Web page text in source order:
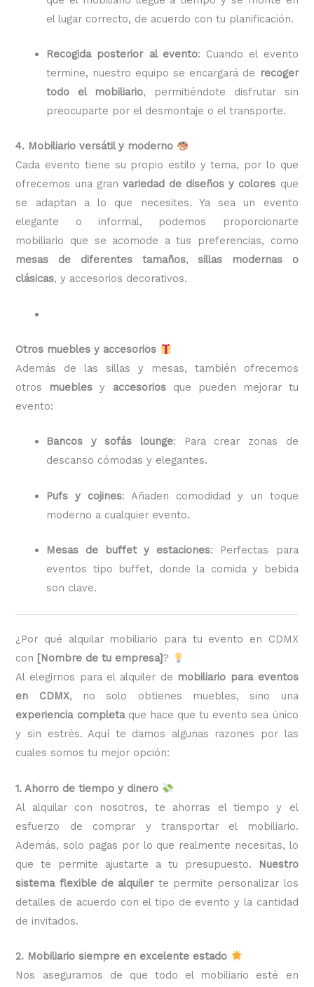
el lugar correcto, de acuerdo con tu planificación.
Recogida posterior al evento: Cuando el evento
termine, nuestro equipo se encargará de recoger
todo el mobiliario, permitiéndote disfrutar sin
preocuparte por el desmontaje o el transporte.
4. Mobiliario versátil y moderno
Cada evento tiene su propio estilo y tema, por lo que
ofrecemos una gran variedad de diseños y colores que
se adaptan a lo que necesites. Ya sea un evento
elegante o informal, podemos proporcionarte
mobiliario que se acomode a tus preferencias, como
mesas de diferentes tamaños,sillas modernas o
clásicas, y accesorios decorativos.
Otros muebles y accesorios
Además de las sillas y mesas, también ofrecemos
otros muebles y accesoriosque pueden mejorar tu
evento:
Bancos y sofás lounge: Para crear zonas de
descanso cómodas y elegantes.
Pufs y cojines: Añaden comodidad y un toque
moderno a cualquier evento.
Mesas de buffet y estaciones: Perfectas para
eventos tipo buffet, donde la comida y bebida
son clave.
¿Por qué alquilar mobiliario para tu evento en CDMX
con [Nombre de tu empresa]?
Al elegirnos para el alquiler de mobiliario para eventos
en CDMX, no solo obtienes muebles, sino una
experiencia completaque hace que tu evento sea único
y sin estrés. Aquí te damos algunas razones por las
cuales somos tu mejor opción:
1. Ahorro de tiempo y dinero
Al alquilar con nosotros, te ahorras el tiempo y el
esfuerzo de comprar y transportar el mobiliario.
Además, solo pagas por lo que realmente necesitas, lo
que te permite ajustarte a tu presupuesto.
Nuestro
sistema flexible de alquilerte permite personalizar los
detalles de acuerdo con el tipo de evento y la cantidad
de invitados.
2. Mobiliario siempre en excelente estado
Nos aseguramos de que todo el mobiliario esté en